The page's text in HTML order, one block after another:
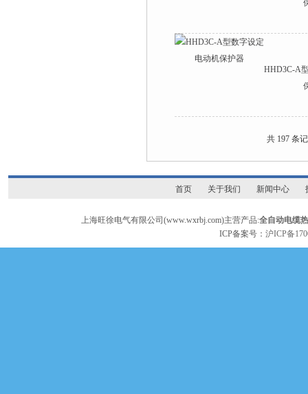
HHD3C-A
共 197 条
首页 关于我们 新闻中心
上海旺徐电气有限公司(www.wxrbj.com)主营产品:全自动电缆
ICP备案号：沪ICP备